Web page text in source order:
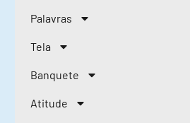
Palavras
Tela
Banquete
Atitude